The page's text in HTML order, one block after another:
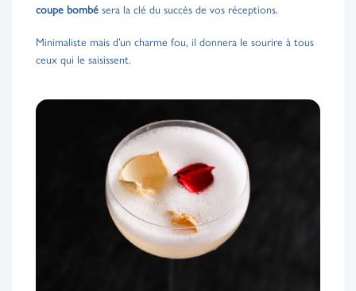
coupe bombé sera la clé du succès de vos réceptions.
Minimaliste mais d’un charme fou, il donnera le sourire à tous
ceux qui le saisissent.